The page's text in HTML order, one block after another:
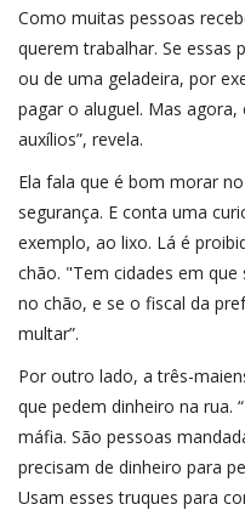
Como muitas pessoas
querem trabalhar. Se essas
ou de uma geladeira, por
pagar o aluguel. Mas
auxílios”, revela.
Ela fala que é bom morar
segurança. E conta uma
exemplo, ao lixo. Lá é
chão. "Tem cidades em
no chão, e se o fiscal da
multar”.
Por outro lado, a três-
que pedem dinheiro na rua.
máfia. São pessoas
precisam de dinheiro para
Usam esses truques para